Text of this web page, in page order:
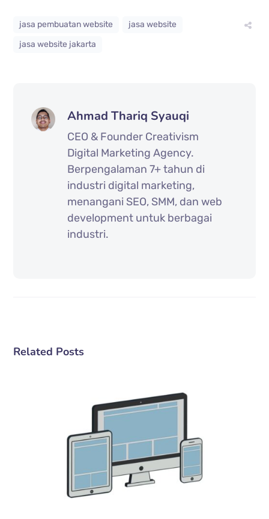
jasa pembuatan website
jasa website
jasa website jakarta
Ahmad Thariq Syauqi
CEO & Founder Creativism
Digital Marketing Agency.
Berpengalaman 7+ tahun di
industri digital marketing,
menangani SEO, SMM, dan web
development untuk berbagai
industri.
Related Posts